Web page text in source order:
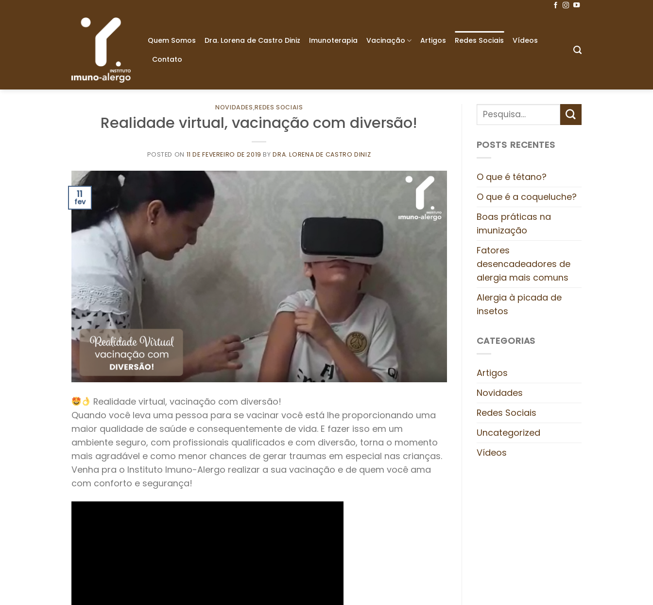
Quem Somos Dra. Lorena de Castro Diniz Imunoterapia Vacinação Artigos Redes Sociais
Vídeos
Contato
NOVIDADES,REDES SOCIAIS
Realidade virtual, vacinação com diversão!
POSTED ON 11 DE FEVEREIRO DE 2019 BYDRA. LORENA DE CASTRO DINIZ
11
fev
Realidade virtual, vacinação com diversão!
Quando você leva uma pessoa para se vacinar você está lhe proporcionando uma
maior qualidade de saúde e consequentemente de vida. E fazer isso em um
ambiente seguro, com profissionais qualificados e com diversão, torna o momento
mais agradável e como menor chances de gerar traumas em especial nas crianças.
Venha pra o Instituto Imuno-Alergo realizar a sua vacinação e de quem você ama
com conforto e segurança!
POSTS RECENTES
O que é tétano?
O que é a coqueluche?
Boas práticas na
imunização
Fatores
desencadeadores de
alergia mais comuns
Alergia à picada de
insetos
CATEGORIAS
Artigos
Novidades
Redes Sociais
Uncategorized
Vídeos